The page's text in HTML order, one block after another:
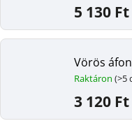
5 130 Ft
Vörös
Raktáron (>5
3 120 Ft